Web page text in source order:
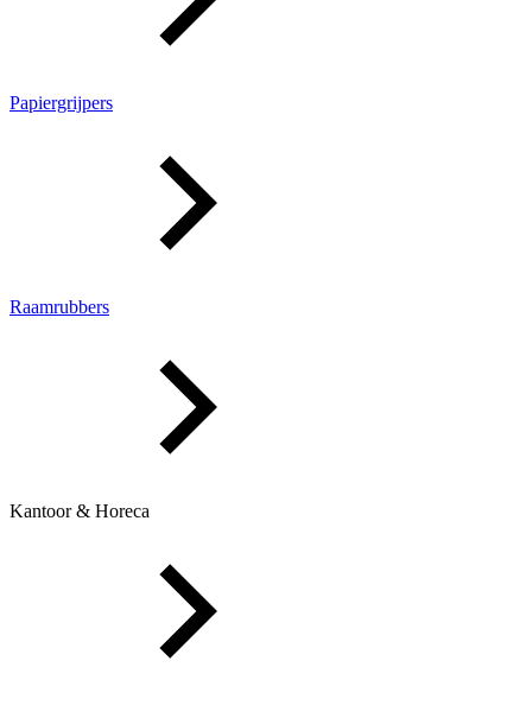
Papiergrijpers
Raamrubbers
Kantoor & Horeca